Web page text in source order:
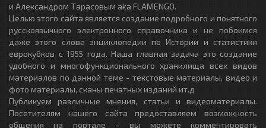
и Александром Тарасовым aka FLAMENGO.
Целью этого сайта является создание подробного и понятного
русскоязычного электронного справочника и не побоимся
даже этого слова энциклопедии по Истории и статистики
еврокубков с 1955 года. Наша главная задача это создание
удобного и многофункционального хранилища всех видов
материалов по данной теме - текстовые материалы, видео и
фото материалы, сканы печатных изданий ит.д
Публикуем различные мнения, статьи и видеоматериалы.
Посетителям нашего сайта предоставляем возможность
общения на портале – вы можете комментировать